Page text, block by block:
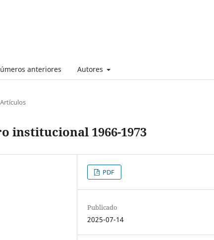
anteriores Autores
Artículos
institucional 1966-1973
PDF
Publicado
2025-07-14